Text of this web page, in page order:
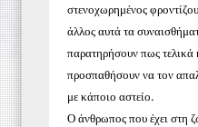
στενοχωρημένος
άλλος αυτά τα
παρατηρήσουν πως τελικά
προσπαθήσουν να τον
με κάποιο αστείο.
Ο άνθρωπος που έχει στη